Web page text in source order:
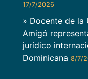
17/7/2026
» Docente de la
Amigó
jurídico
Dominicana 8/7/